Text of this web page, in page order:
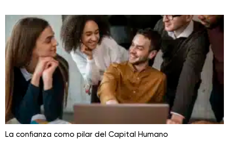
La confianza como pilar del Capital Humano